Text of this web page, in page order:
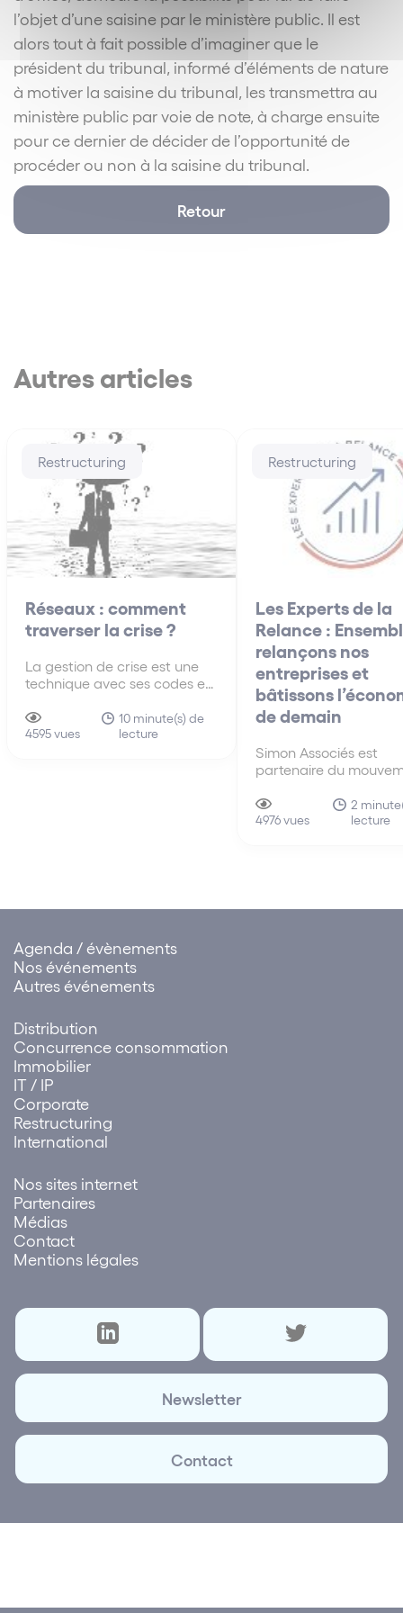
l’objet d’une saisine par le ministère public. Il est
alors tout à fait possible d’imaginer que le
président du tribunal, informé d’éléments de nature
à motiver la saisine du tribunal, les transmettra au
ministère public par voie de note, à charge ensuite
pour ce dernier de décider de l’opportunité de
procéder ou non à la saisine du tribunal.
Retour
Autres articles
Restructuring
Réseaux : comment
traverser la crise ?
La gestion de crise est une
technique avec ses codes et
propose une grille de lecture
synthétique des questions
4595 vues
10 minute(s) de
lecture
Restructuring
Les Experts de la
Relance :
relançons nos
entreprises et
bâtissons
de demain
Simon Associés est
partenaire du
une initiative des
d’affaires Arjil &
4976 vues
2
lecture
Agenda / évènements
Nos événements
Autres événements
Distribution
Concurrence consommation
Immobilier
IT / IP
Corporate
Restructuring
International
Nos sites internet
Partenaires
Médias
Contact
Mentions légales
Newsletter
Contact